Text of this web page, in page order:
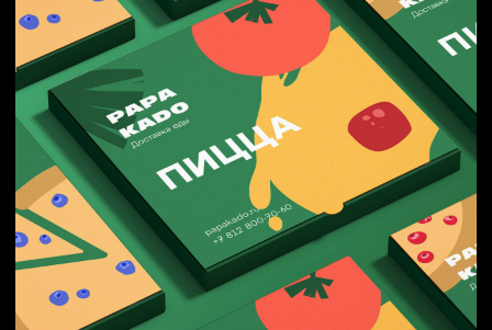
Franfulyan